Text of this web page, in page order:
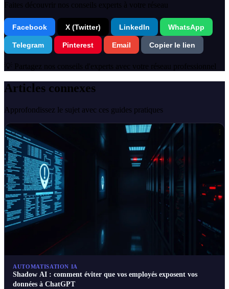
Faites découvrir nos conseils experts à votre réseau
Facebook X (Twitter) LinkedIn WhatsApp
Telegram Pinterest Email Copier le lien
💡 Partagez nos conseils d'experts avec votre réseau professionnel
Articles connexes
Approfondissez le sujet avec ces guides pratiques
AUTOMATISATION IA
Shadow AI : comment éviter que vos employés exposent vos
données à ChatGPT